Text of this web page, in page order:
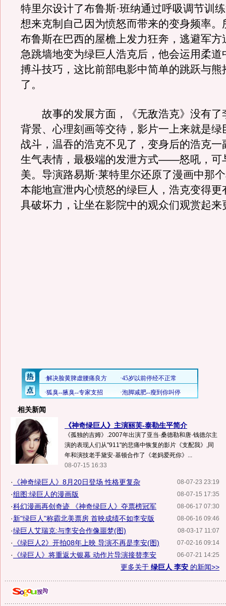
特里尔设计了布鲁斯·班纳通过呼吸调节训
想来克制自己因为愤怒而带来的变身频率。
布鲁斯在巴西的屋檐上发力狂奔，逃避军方
急跳墙地变为绿巨人浩克后，他会运用柔道
搏斗技巧，这比前部电影中简单的跳跃与熊
了。
故事的发展方面，《无敌浩克》没有了
背景、心理刻画等交待，影片一上来就是绿
战斗，温吞的浩克不见了，变身后的浩克一
生气表情，最极端的发泄方式——怒吼，可
美。导演路易斯·莱特里尔还原了漫画中那
本能地宣泄内心愤怒的绿巨人，浩克变得更
具破坏力，让坐在影院中的观众们观赏起来
相关新闻
《神奇绿巨人》主演丽芙-泰勒生平简介
《孤独的吉姆》.2007年出演了亚当·桑德勒和唐·钱德尔主
演的表现人们从"911"的悲痛中恢复的影片《支配我》,同
年和演技老手黛安·基顿合作了《老妈爱死你》...
08-07-15 16:33
08-07-23 23:19
· 《神奇绿巨人》8月20日登场 性格更复杂
08-07-15 17:35
·组图:绿巨人的漫画版
08-06-17 07:30
·科幻漫画再创奇迹 《神奇绿巨人》夺票榜冠军
08-06-16 09:46
·新"绿巨人"称霸北美票房 首映成绩不如李安版
08-03-17 11:07
·绿巨人艾瑞克:与李安合作像噩梦(图)
07-02-16 09:14
· 《绿巨人2》开拍08年上映 导演不再是李安(图)
06-07-21 14:25
·
《绿巨人》将重返大银幕 动作片导演接替李安
更多关于 绿巨人 李安 的新闻>>